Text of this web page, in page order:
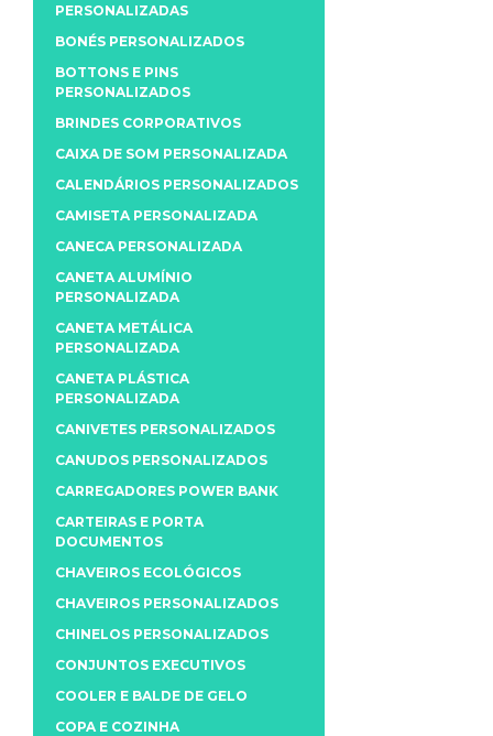
PERSONALIZADAS
BONÉS PERSONALIZADOS
BOTTONS E PINS
PERSONALIZADOS
BRINDES CORPORATIVOS
CAIXA DE SOM PERSONALIZADA
CALENDÁRIOS PERSONALIZADOS
CAMISETA PERSONALIZADA
CANECA PERSONALIZADA
CANETA ALUMÍNIO
PERSONALIZADA
CANETA METÁLICA
PERSONALIZADA
CANETA PLÁSTICA
PERSONALIZADA
CANIVETES PERSONALIZADOS
CANUDOS PERSONALIZADOS
CARREGADORES POWER BANK
CARTEIRAS E PORTA
DOCUMENTOS
CHAVEIROS ECOLÓGICOS
CHAVEIROS PERSONALIZADOS
CHINELOS PERSONALIZADOS
CONJUNTOS EXECUTIVOS
COOLER E BALDE DE GELO
COPA E COZINHA